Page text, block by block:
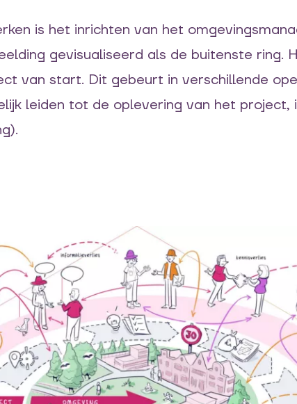
is het inrichten van het
gevisualiseerd als de buitenste ring.
van start. Dit gebeurt in verschillende
leiden tot de oplevering van het project,